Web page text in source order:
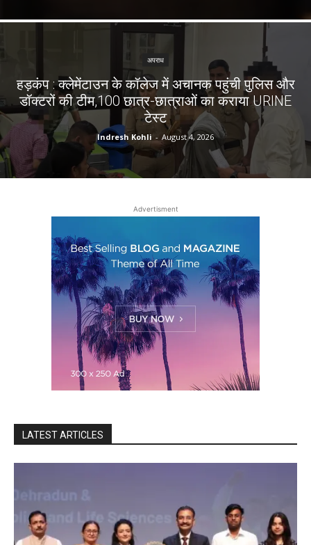
अपराध
हड़कंप : क्लेमेंटाउन के कॉलेज में अचानक पहुंची पुलिस और
डॉक्टरों की टीम,100 छात्र-छात्राओं का कराया URINE
टेस्ट
Indresh Kohli - August 4, 2026
Advertisment
LATEST ARTICLES